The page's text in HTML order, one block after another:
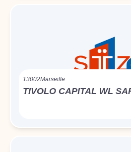
13002Marseille
TIVOLO CAPITAL WL